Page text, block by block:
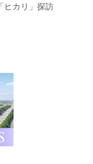
ヒカリ」探訪